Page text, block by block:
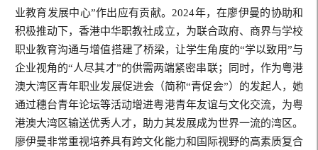
业教育发展中心”作出应有贡献。2024年，在廖伊曼的协助和
积极推动下，香港中华职教社成立，为联合政府、商界与学校
职业教育沟通与增值搭建了桥梁，让学生角度的“学以致用”与
企业视角的“人尽其才”的供需两端紧密串联；同时，作为粤港
澳大湾区青年职业发展促进会（简称“青促会”）的发起人，她
通过穗台青年论坛等活动增进粤港青年友谊与文化交流，为粤
港澳大湾区输送优秀人才，助力其发展成为世界一流的湾区。
廖伊曼非常重视培养具有跨文化能力和国际视野的高素质复合